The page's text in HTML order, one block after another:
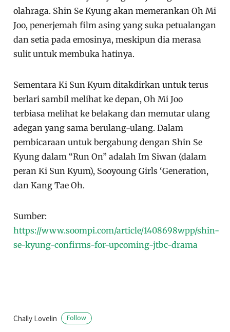
olahraga. Shin Se Kyung akan memerankan Oh Mi
Joo, penerjemah film asing yang suka petualangan
dan setia pada emosinya, meskipun dia merasa
sulit untuk membuka hatinya.
Sementara Ki Sun Kyum ditakdirkan untuk terus
berlari sambil melihat ke depan, Oh Mi Joo
terbiasa melihat ke belakang dan memutar ulang
adegan yang sama berulang-ulang. Dalam
pembicaraan untuk bergabung dengan Shin Se
Kyung dalam “Run On” adalah Im Siwan (dalam
peran Ki Sun Kyum), Sooyoung Girls ‘Generation,
dan Kang Tae Oh.
Sumber:
https://www.soompi.com/article/1408698wpp/shin-
se-kyung-confirms-for-upcoming-jtbc-drama
Chally Lovelin Follow